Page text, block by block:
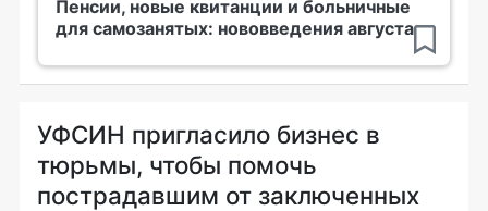
Пенсии, новые квитанции и больничные
для самозанятых: нововведения августа
УФСИН пригласило бизнес в
тюрьмы, чтобы помочь
пострадавшим от заключенных